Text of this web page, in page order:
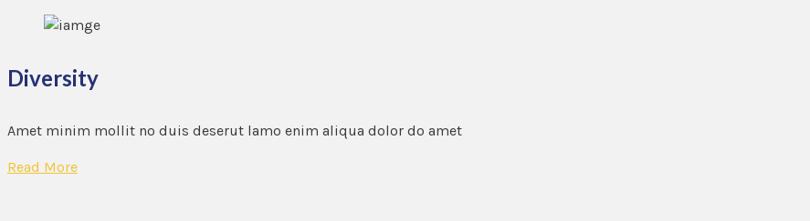
Diversity
Amet minim mollit no duis deserut lamo enim aliqua dolor do amet
Read More